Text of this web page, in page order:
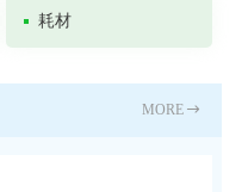
耗材
MORE